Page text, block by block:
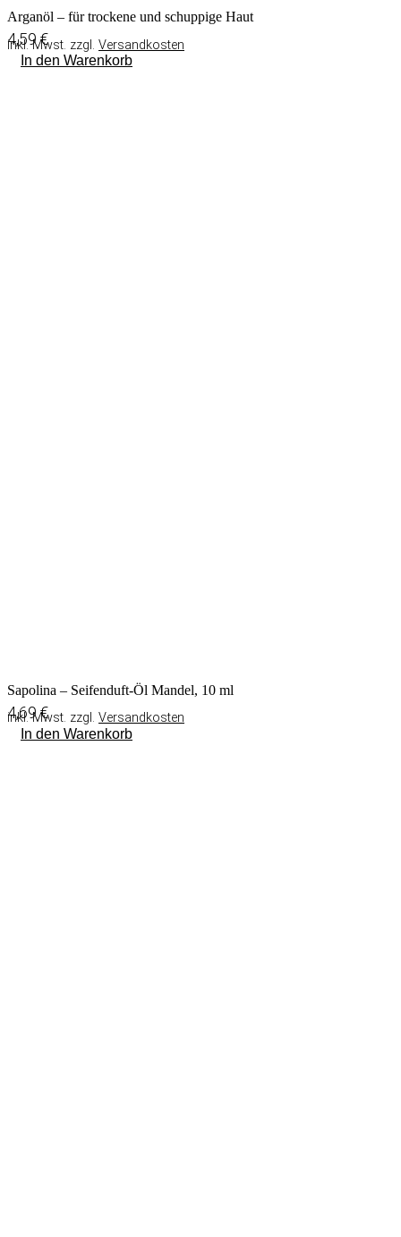
Arganöl – für trockene und schuppige Haut
4,59€
inkl. Mwst. zzgl. Versandkosten
In den Warenkorb
Sapolina – Seifenduft-Öl Mandel, 10 ml
4,69€
inkl. Mwst. zzgl. Versandkosten
In den Warenkorb